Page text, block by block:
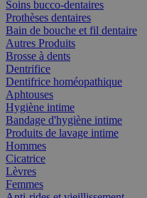
Soins bucco-dentaires
Prothèses dentaires
Bain de bouche et fil dentaire
Autres Produits
Brosse à dents
Dentrifice
Dentifrice homéopathique
Aphtouses
Hygiène intime
Bandage d'hygiène intime
Produits de lavage intime
Hommes
Cicatrice
Lèvres
Femmes